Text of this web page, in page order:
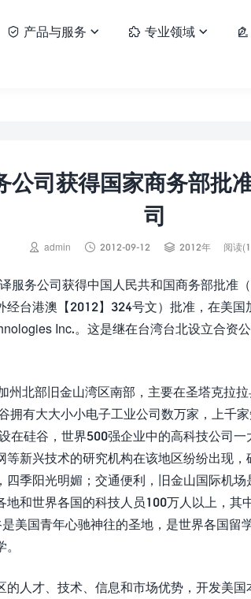
 产品与服务   专业领域  
公司获得国家商务部批
司
 admin  2012-09-12  2012年 阅读
服务公司获得中国人民共和国商务部批准
经台港澳【2012】324号文）批准，在美
Inc.。这是继在台湾台北设立合资
州北部旧金山湾区南部，主要在圣塔克拉
拥有大大小小电子工业公司数万家，上千
在硅谷，世界500强企业中的高科技公司
等新兴技术的研究机构在该地区纷纷出现
季阳光明媚；交通便利，旧金山国际机
地和世界各国的科技人员100万人以上，
美国青年心驰神往的圣地，是世界各国留
的人才、技术、信息和市场优势，开发美